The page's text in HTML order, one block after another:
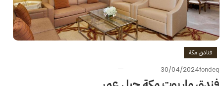
فنادق مكة
30/04/2024fondeq